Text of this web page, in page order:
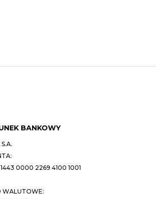
BANKOWY
1443 0000 2269 4100 1001
WALUTOWE: